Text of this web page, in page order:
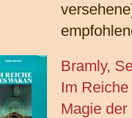
Bramly,
Im
Magie